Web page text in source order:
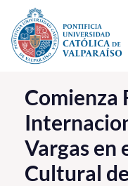
Click acá para ir
La Universidad
Investigación,
PUCV Internacional
Vinculación con el
Comienza
Vargas en
Cultural